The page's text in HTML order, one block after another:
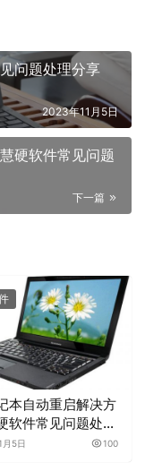
问题处理分享
2023年11月5日
硬软件常见问题
下一篇
本自动重启解决方
软件常见问题处理
月5日 100